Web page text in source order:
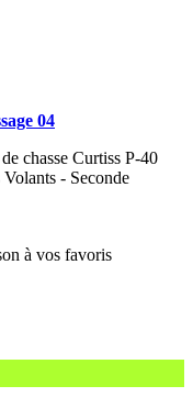
04
chasse Curtiss P-40
- Seconde